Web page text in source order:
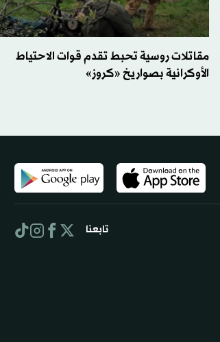
مقاتلات روسية تحبط تقدم قوات الاحتياط
الأوكرانية بصواريخ «كروز»
تابعنا